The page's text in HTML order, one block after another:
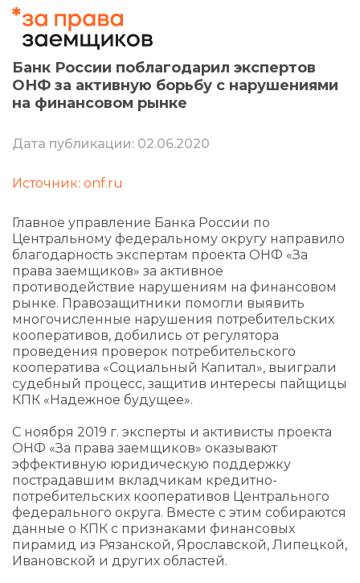
Банк России поблагодарил экспертов
ОНФ за активную борьбу с нарушениями
на финансовом рынке
Дата публикации: 02.06.2020
Источник: onf.ru
Главное управление Банка России по
Центральному федеральному округу направило
благодарность экспертам проекта ОНФ «За
права заемщиков» за активное
противодействие нарушениям на финансовом
рынке. Правозащитники помогли выявить
многочисленные нарушения потребительских
кооперативов, добились от регулятора
проведения проверок потребительского
кооператива «Социальный Капитал», выиграли
судебный процесс, защитив интересы пайщицы
КПК «Надежное будущее».
С ноября 2019 г. эксперты и активисты проекта
ОНФ «За права заемщиков» оказывают
эффективную юридическую поддержку
пострадавшим вкладчикам кредитно-
потребительских кооперативов Центрального
федерального округа. Вместе с этим собираются
данные о КПК с признаками финансовых
пирамид из Рязанской, Ярославской, Липецкой,
Ивановской и других областей.